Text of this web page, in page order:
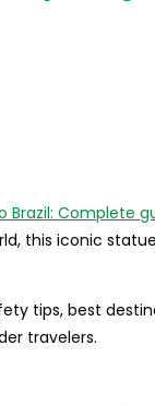
this iconic
tips, best
travelers.